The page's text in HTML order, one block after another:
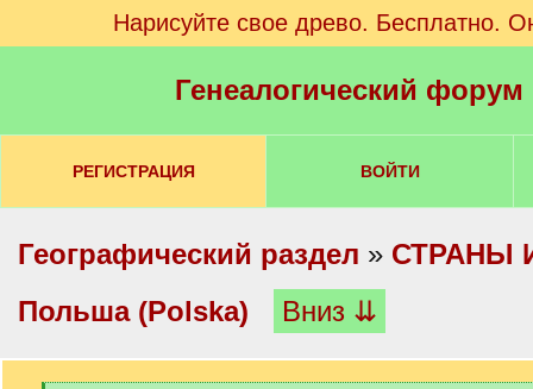
Нарисуйте свое древо. Бесплатно.
Генеалогический
РЕГИСТРАЦИЯ ВОЙТИ
Географический раздел » СТРАНЫ
Польша (Polska)
Вниз ⇊